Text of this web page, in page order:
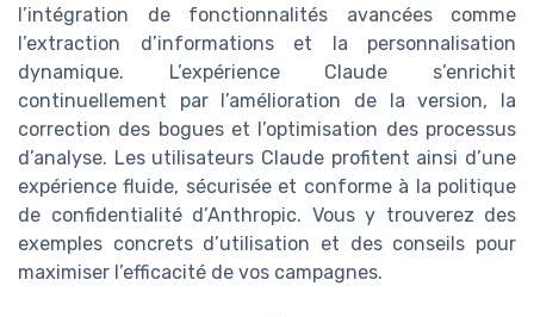
l’intégration de fonctionnalités avancées comme
l’extraction d’informations et la personnalisation
dynamique. L’expérience Claude s’enrichit
continuellement par l’amélioration de la version, la
correction des bogues et l’optimisation des processus
d’analyse. Les utilisateurs Claude profitent ainsi d’une
expérience fluide, sécurisée et conforme à la politique
de confidentialité d’Anthropic. Vous y trouverez des
exemples concrets d’utilisation et des conseils pour
maximiser l’efficacité de vos campagnes.